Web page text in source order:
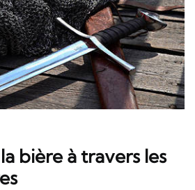
bière à travers les